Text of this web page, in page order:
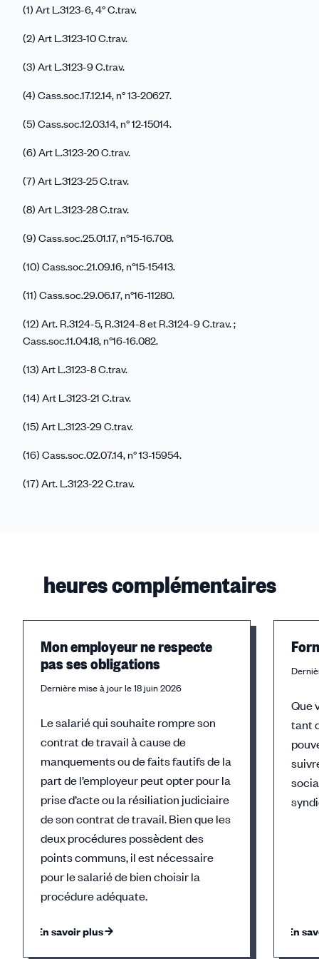
(1) Art L.3123-6, 4° C.trav.
(2) Art L.3123-10 C.trav.
(3) Art L.3123-9 C.trav.
(4) Cass.soc.17.12.14, n° 13-20627.
(5) Cass.soc.12.03.14, n° 12-15014.
(6) Art L.3123-20 C.trav.
(7) Art L.3123-25 C.trav.
(8) Art L.3123-28 C.trav.
(9) Cass.soc.25.01.17, n°15-16.708.
(10) Cass.soc.21.09.16, n°15-15413.
(11) Cass.soc.29.06.17, n°16-11280.
(12) Art. R.3124-5, R.3124-8 et R.3124-9 C.trav. ;
Cass.soc.11.04.18, n°16-16.082.
(13) Art L.3123-8 C.trav.
(14) Art L.3123-21 C.trav.
(15) Art L.3123-29 C.trav.
(16) Cass.soc.02.07.14, n° 13-15954.
(17) Art. L.3123-22 C.trav.
heures complémentaires
Mon employeur ne respecte
pas ses obligations
Dernière mise à jour le 18 juin 2026
Le salarié qui souhaite rompre son
contrat de travail à cause de
manquements ou de faits fautifs de la
part de l’employeur peut opter pour la
prise d’acte ou la résiliation judiciaire
de son contrat de travail. Bien que les
deux procédures possèdent des
points communs, il est nécessaire
pour le salarié de bien choisir la
procédure adéquate.
En savoir plus
Que
tant
En